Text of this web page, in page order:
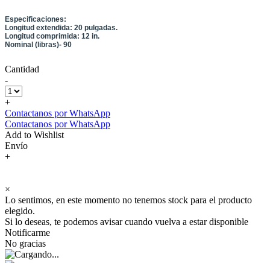
Especificaciones:
Longitud extendida: 20 pulgadas.
Longitud comprimida: 12 in.
Nominal (libras)- 90
Cantidad
-
+
Contactanos por WhatsApp
Contactanos por WhatsApp
Add to Wishlist
Envío
+
×
Lo sentimos, en este momento no tenemos stock para el producto
elegido.
Si lo deseas, te podemos avisar cuando vuelva a estar disponible
Notificarme
No gracias